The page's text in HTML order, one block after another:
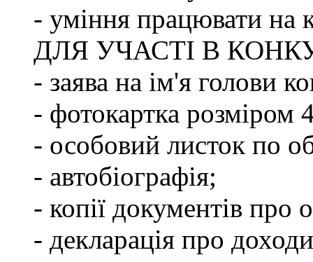
- уміння працювати на
ДЛЯ УЧАСТІ В
- заява на ім'я голови
- фотокартка розміром
- особовий листок по
- автобіографія;
- копії документів про
- декларація про